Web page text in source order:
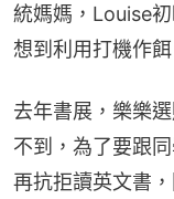
統媽媽，Louise
想到利用打機作
去年書展，樂樂
不到，為了要跟
再抗拒讀英文書